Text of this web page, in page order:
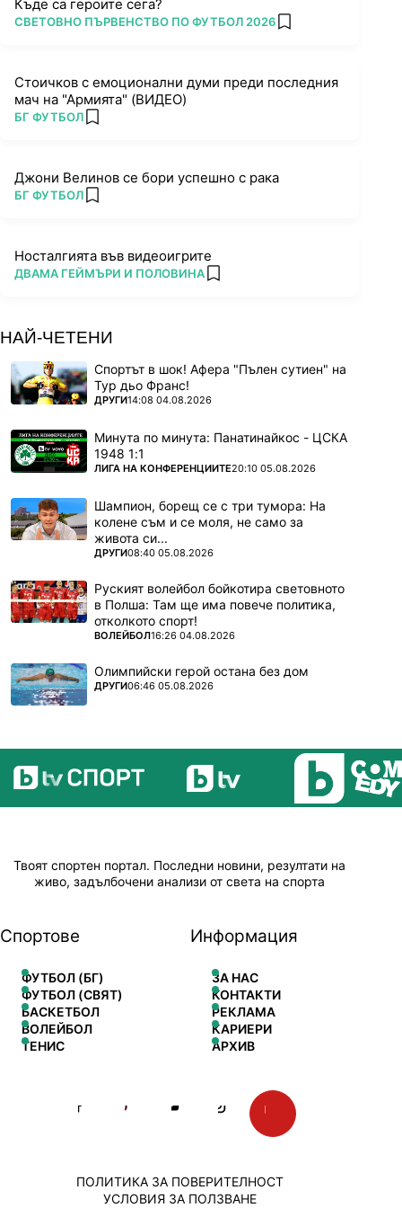
Къде са героите сега?
ПОВЕЧЕ ОТ
СВЕТОВНО ПЪРВЕНСТВО ПО ФУТБОЛ 2026 add favorites
Стоичков с емоционални думи преди последния
мач на "Армията" (ВИДЕО)
ПОВЕЧЕ ОТ
БГ ФУТБОЛ add favorites
Джони Велинов се бори успешно с рака
ПОВЕЧЕ ОТ
БГ ФУТБОЛ add favorites
Носталгията във видеоигрите
ПОВЕЧЕ ОТ
ДВАМА ГЕЙМЪРИ И ПОЛОВИНА add favorites
НАЙ-ЧЕТЕНИ
Спортът в шок! Афера "Пълен сутиен" на
Тур дьо Франс!
ПОВЕЧЕ ОТ
ДРУГИ14:08 04.08.2026
Минута по минута: Панатинайкос - ЦСКА
1948 1:1
ПОВЕЧЕ ОТ
ЛИГА НА КОНФЕРЕНЦИИТЕ20:10 05.08.2026
Шампион, борещ се с три тумора: На
колене съм и се моля, не само за
живота си...
ПОВЕЧЕ ОТ
ДРУГИ08:40 05.08.2026
Руският волейбол бойкотира световното
в Полша: Там ще има повече политика,
отколкото спорт!
ПОВЕЧЕ ОТ
ВОЛЕЙБОЛ16:26 04.08.2026
Олимпийски герой остана без дом
ПОВЕЧЕ ОТ
ДРУГИ06:46 05.08.2026
Твоят спортен портал. Последни новини, резултати на
живо, задълбочени анализи от света на спорта
Спортове
ФУТБОЛ (БГ)
ФУТБОЛ (СВЯТ)
БАСКЕТБОЛ
ВОЛЕЙБОЛ
ТЕНИС
Информация
ЗА НАС
КОНТАКТИ
РЕКЛАМА
КАРИЕРИ
АРХИВ
ПОЛИТИКА ЗА ПОВЕРИТЕЛНОСТ
УСЛОВИЯ ЗА ПОЛЗВАНЕ